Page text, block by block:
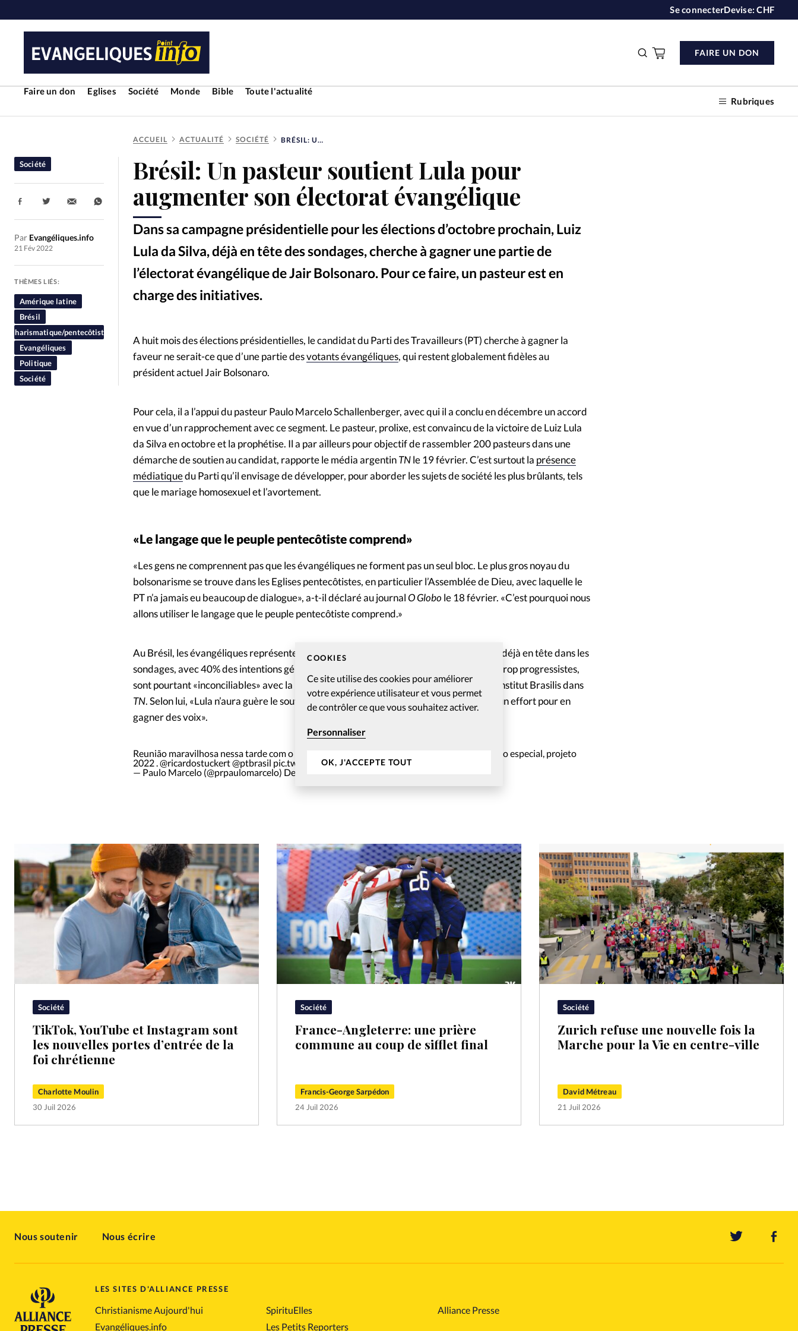
COOKIES
Ce site utilise des cookies pour améliorer
votre expérience utilisateur et vous permet
de contrôler ce que vous souhaitez activer.
Personnaliser
OK, J'ACCEPTE TOUT
Se connecterDevise:CHF
Faire un don Eglises Société Monde Bible
Toute l'actualité
Rubriques
FAIRE UN DON
RUBRIQUES
Toute l'actualité Bible
Culture
Economie
Eglises
Liberté religieuse
Mission
Monde
People
Politique Religions
Faire un don
La rédaction
Mon compte
Nous contacter
ACCUEIL ACTUALITÉ SOCIÉTÉ BRÉSIL: UN PASTEUR SOUTIENT LULA POUR AUGMENTER SON ÉLECTORAT ÉVANGÉLIQUE
Brésil: Un pasteur soutient Lula pour
augmenter son électorat évangélique
Dans sa campagne présidentielle pour les élections d’octobre prochain, Luiz
Lula da Silva, déjà en tête des sondages, cherche à gagner une partie de
l’électorat évangélique de Jair Bolsonaro. Pour ce faire, un pasteur est en
charge des initiatives.
Société
Par Evangéliques.info
21 Fév 2022
Partager:
THÈMES LIÉS:
Amérique latine
Brésil
Charismatique/pentecôtiste
Evangéliques
Politique
Société
A huit mois des élections présidentielles, le candidat du Parti des Travailleurs (PT) cherche à gagner la
faveur ne serait-ce que d’une partie desvotants évangéliques, qui restent globalement fidèles au
président actuel Jair Bolsonaro.
Pour cela, il a l’appui du pasteur Paulo Marcelo Schallenberger, avec qui il a conclu en décembre un accord
en vue d’un rapprochement avec ce segment. Le pasteur, prolixe, est convaincu de la victoire de Luiz Lula
da Silva en octobre et la prophétise. Il a par ailleurs pour objectif de rassembler 200 pasteurs dans une
démarche de soutien au candidat, rapporte le média argentinTNle 19 février. C’est surtout la présence
médiatiquedu Parti qu’il envisage de développer, pour aborder les sujets de société les plus brûlants, tels
que le mariage homosexuel et l’avortement.
«Le langage que le peuple pentecôtiste comprend»
«Les gens ne comprennent pas que les évangéliques ne forment pas un seul bloc. Le plus gros noyau du
bolsonarisme se trouve dans les Eglises pentecôtistes, en particulier l’Assemblée de Dieu, avec laquelle le
PT n’a jamais eu beaucoup de dialogue», a-t-il déclaré au journalO Globo le 18 février. «C’est pourquoi nous
allons utiliser le langage que le peuple pentecôtiste comprend.»
Au Brésil, les évangéliques représentent en effet 30% de l’électorat potentiel. Lula est déjà en tête dans les
sondages, avec 40% des intentions générales de votes. Certaines de ses idées, jugées trop progressistes,
sont pourtant «inconciliables» avec la pensée évangélique, déclare un spécialiste de l’Institut Brasilis dans
TN. Selon lui, «Lula n’aura guère le soutien de la majorité des évangéliques, mais il fait un effort pour en
gagner des voix».
Reunião maravilhosa nessa tarde com o maior ESTADISTA DA TERRA,
foi muito especial, projeto
2022 . @ricardostuckert@ptbrasil pic.twitter.com/RM9A2gYzI0
— Paulo Marcelo (@prpaulomarcelo) December 14, 2021
Société
TikTok, YouTube et Instagram sont
les nouvelles portes d’entrée de la
foi chrétienne
Charlotte Moulin
30 Juil 2026
Société
France-Angleterre: une prière
commune au coup de sifflet final
Francis-George Sarpédon
24 Juil 2026
Société
Zurich refuse une nouvelle fois la
Marche pour la Vie en centre-ville
David Métreau
21 Juil 2026
Nous soutenir Nous écrire
LES SITES D'ALLIANCE PRESSE
Christianisme Aujourd'hui
Evangéliques.info
SpirituElles
Les Petits Reporters
Alliance Presse